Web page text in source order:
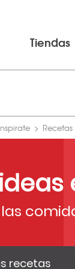
Tiendas
Recetas
recetas